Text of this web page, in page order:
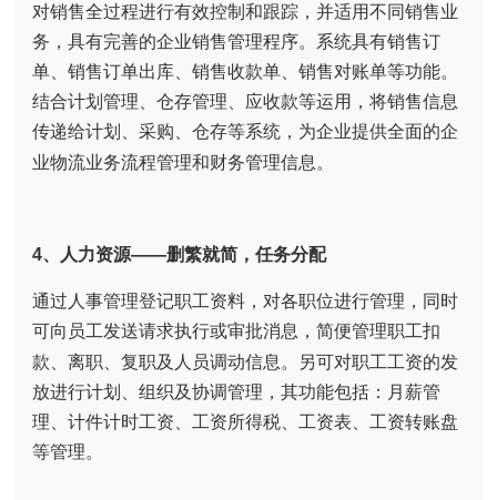
对销售全过程进行有效控制和跟踪，并适用不同销售业
务，具有完善的企业销售管理程序。系统具有销售订
单、销售订单出库、销售收款单、销售对账单等功能。
结合计划管理、仓存管理、应收款等运用，将销售信息
传递给计划、采购、仓存等系统，为企业提供全面的企
业物流业务流程管理和财务管理信息。
4、人力资源——删繁就简，任务分配
通过人事管理登记职工资料，对各职位进行管理，同时
可向员工发送请求执行或审批消息，简便管理职工扣
款、离职、复职及人员调动信息。另可对职工工资的发
放进行计划、组织及协调管理，其功能包括：月薪管
理、计件计时工资、工资所得税、工资表、工资转账盘
等管理。